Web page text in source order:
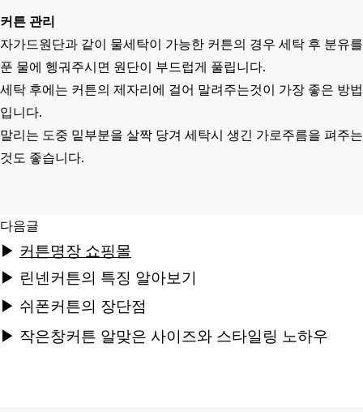
커튼 관리
자가드원단과 같이 물세탁이 가능한 커튼의 경우 세탁 후 분유를
푼 물에 헹궈주시면 원단이 부드럽게 풀립니다.
세탁 후에는 커튼의 제자리에 걸어 말려주는것이 가장 좋은 방법
입니다.
말리는 도중 밑부분을 살짝 당겨 세탁시 생긴 가로주름을 펴주는
것도 좋습니다.
다음글
▶ 커튼명장 쇼핑몰
▶ 린넨커튼의 특징 알아보기
▶ 쉬폰커튼의 장단점
▶ 작은창커튼 알맞은 사이즈와 스타일링 노하우